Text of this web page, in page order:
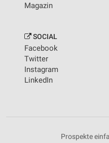
Magazin
SOCIAL
Facebook
Twitter
Instagram
LinkedIn
Prospekte